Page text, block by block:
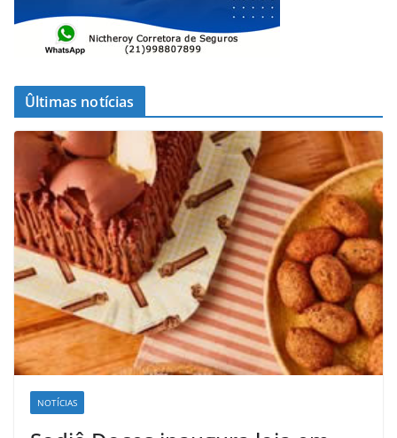
Ûltimas notícias
NOTÍCIAS